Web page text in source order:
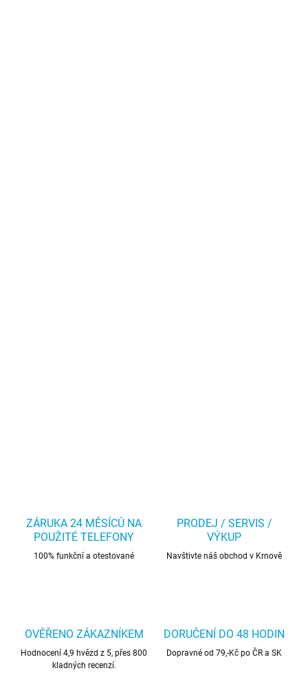
ZÁRUKA 24 MĚSÍCŮ NA
POUŽITÉ TELEFONY
100% funkční a otestované
PRODEJ / SERVIS /
VÝKUP
Navštivte náš obchod v Krnově
OVĚŘENO ZÁKAZNÍKEM
Hodnocení 4,9 hvězd z 5, přes 800
kladných recenzí.
DORUČENÍ DO 48 HODIN
Dopravné od 79,-Kč po ČR a SK